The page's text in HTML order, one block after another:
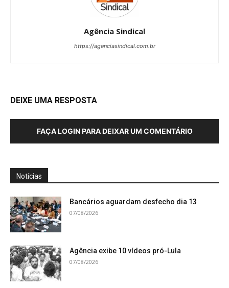
Agência Sindical
https://agenciasindical.com.br
DEIXE UMA RESPOSTA
FAÇA LOGIN PARA DEIXAR UM COMENTÁRIO
Notícias
Bancários aguardam desfecho dia 13
07/08/2026
Agência exibe 10 vídeos pró-Lula
07/08/2026